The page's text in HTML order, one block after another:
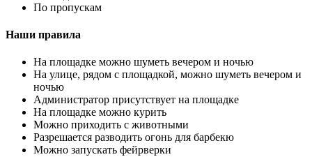
По пропускам
Наши правила
На площадке можно шуметь вечером и ночью
На улице, рядом с площадкой, можно шуметь вечером и
ночью
Администратор присутствует на площадке
На площадке можно курить
Можно приходить с животными
Разрешается разводить огонь для барбекю
Можно запускать фейрверки